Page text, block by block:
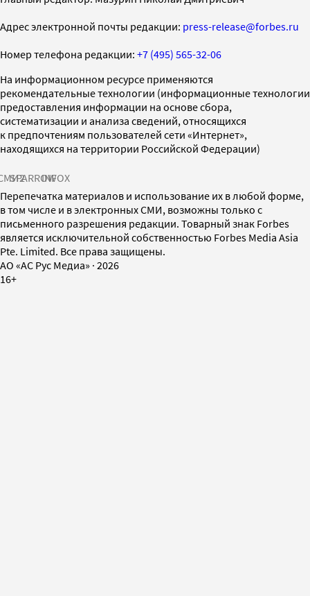
Адрес электронной почты редакции: press-release@forbes.ru
Номер телефона редакции: +7 (495) 565-32-06
На информационном ресурсе применяются
рекомендательные технологии (информационные технологии
предоставления информации на основе сбора,
систематизации и анализа сведений, относящихся
к предпочтениям пользователей сети «Интернет»,
находящихся на территории Российской Федерации)
SPARROWINFOX
Перепечатка материалов и использование их в любой форме,
в том числе и в электронных СМИ, возможны только с
письменного разрешения редакции. Товарный знак Forbes
является исключительной собственностью Forbes Media Asia
Pte. Limited. Все права защищены.
AO «АС Рус Медиа» · 2026
16+